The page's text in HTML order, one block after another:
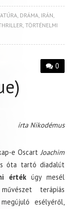
, DRÁMA, IRÁN,
,TÖRTÉNELMI
0
írta Nikodémus
e OscartJoachim
óta tartó diadalút
érték úgy mesél
terápiás
esélyéről,